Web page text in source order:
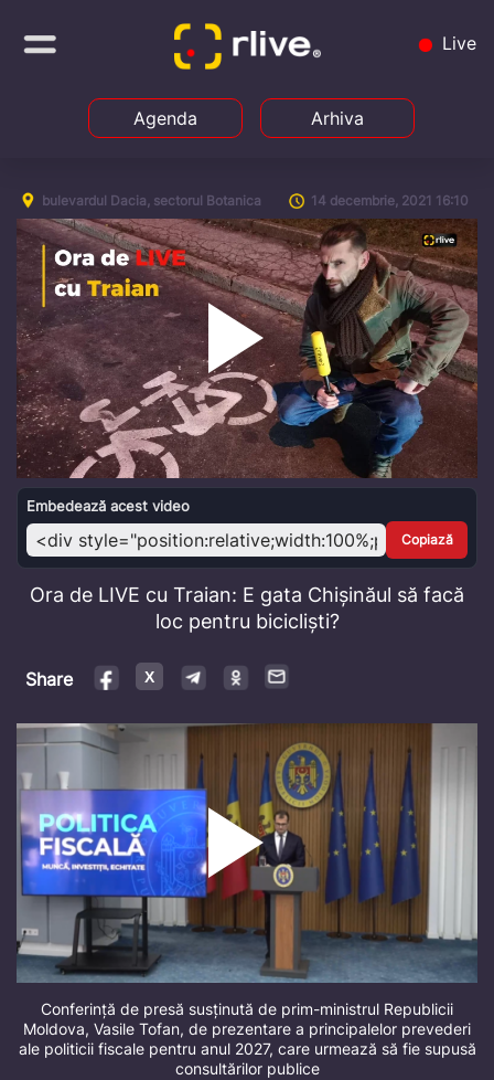
Live
Agenda Arhiva
bulevardul Dacia, sectorul Botanica 14 decembrie, 2021 16:10
Play
Video
Embedează acest video
Copiază
Ora de LIVE cu Traian: E gata Chișinăul să facă
loc pentru bicicliști?
Share
Conferință de presă susținută de prim-ministrul Republicii
Moldova, Vasile Tofan, de prezentare a principalelor prevederi
ale politicii fiscale pentru anul 2027, care urmează să fie supusă
consultărilor publice